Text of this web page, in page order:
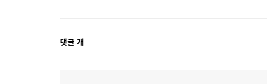
댓
댓글 개